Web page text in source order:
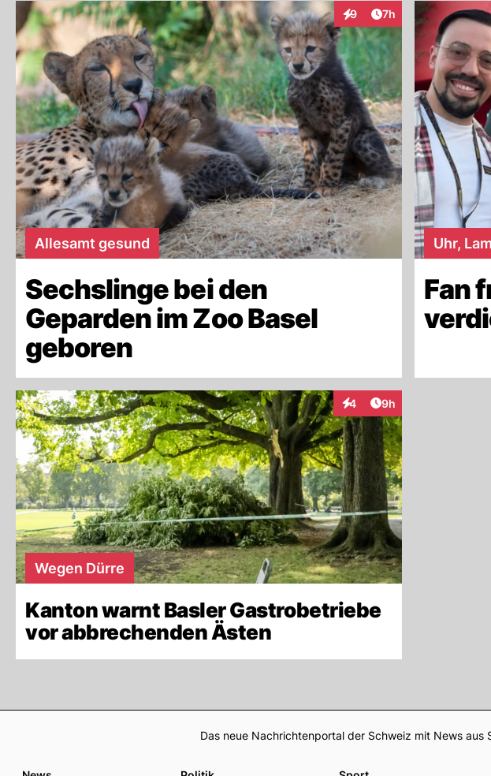
9
Interaktionen
Artikel
7h
Allesamt gesund
Sechslinge bei den
Geparden im Zoo Basel
geboren
Uhr,
Fan
4
InteraktionenArtikel veröffentlicht:
9h
Wegen Dürre
Kanton warnt Basler Gastrobetriebe
vor abbrechenden Ästen
Footer
Das neue Nachrichtenportal der Schweiz mit News aus